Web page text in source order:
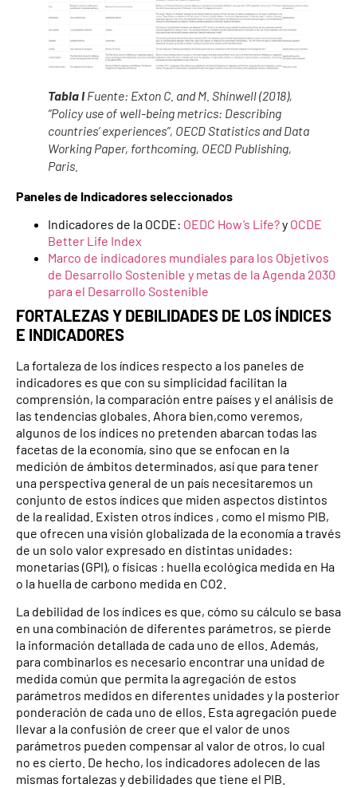
Tabla IFuente: Exton C. and M. Shinwell (2018),
“Policy use of well-being metrics: Describing
countries’ experiences”, OECD Statistics and Data
Working Paper, forthcoming, OECD Publishing,
Paris.
Paneles de Indicadores seleccionados
Indicadores de la OCDE: OEDC How’s Life?y OCDE
Better Life Index
Marco de indicadores mundiales para los Objetivos
de Desarrollo Sostenible y metas de la Agenda 2030
para el Desarrollo Sostenible
FORTALEZAS Y DEBILIDADES DE LOS ÍNDICES
E INDICADORES
La fortaleza de los índices respecto a los paneles de
indicadores es que con su simplicidad facilitan la
comprensión, la comparación entre países y el análisis de
las tendencias globales. Ahora bien,como veremos,
algunos de los índices no pretenden abarcan todas las
facetas de la economía, sino que se enfocan en la
medición de ámbitos determinados, así que para tener
una perspectiva general de un país necesitaremos un
conjunto de estos índices que miden aspectos distintos
de la realidad. Existen otros índices , como el mismo PIB,
que ofrecen una visión globalizada de la economía a través
de un solo valor expresado en distintas unidades:
monetarias (GPI), o físicas : huella ecológica medida en Ha
o la huella de carbono medida en CO2.
La debilidad de los índices es que, cómo su cálculo se basa
en una combinación de diferentes parámetros, se pierde
la información detallada de cada uno de ellos. Además,
para combinarlos es necesario encontrar una unidad de
medida común que permita la agregación de estos
parámetros medidos en diferentes unidades y la posterior
ponderación de cada uno de ellos. Esta agregación puede
llevar a la confusión de creer que el valor de unos
parámetros pueden compensar al valor de otros, lo cual
no es cierto. De hecho, los indicadores adolecen de las
mismas fortalezas y debilidades que tiene el PIB.